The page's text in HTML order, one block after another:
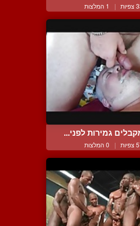
| 1 המלצות
גמירות לפני...
| 0 המלצות